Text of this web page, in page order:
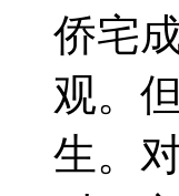
侨宅
观。
生。